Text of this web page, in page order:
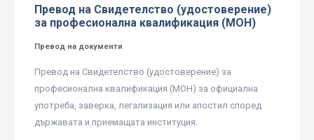
Превод на Свидетелство (удостоверение)
за професионална квалификация (МОН)
Превод на документи
Превод на Свидетелство (удостоверение) за
професионална квалификация (МОН) за официална
употреба, заверка, легализация или апостил според
държавата и приемащата институция.